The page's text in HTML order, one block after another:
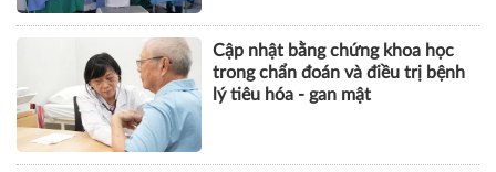
Cập nhật bằng chứng khoa học
trong chẩn đoán và điều trị bệnh
lý tiêu hóa - gan mật